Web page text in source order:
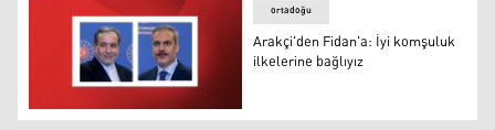
Arakçi'den Fidan'a: İyi komşuluk ilkelerine bağlıyız
ortadoğu
Arakçi'den Fidan'a: İyi komşuluk
ilkelerine bağlıyız